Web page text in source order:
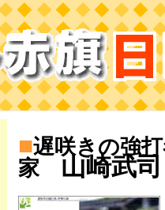
■遅咲きの強
家 山崎武